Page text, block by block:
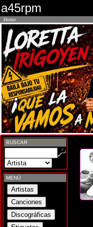
a45rpm
Home
BUSCAR
MENÚ